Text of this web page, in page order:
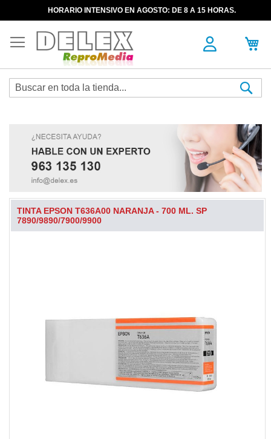
HORARIO INTENSIVO EN AGOSTO: DE 8 A 15 HORAS.
TINTA EPSON T636A00 NARANJA - 700 ML. SP
7890/9890/7900/9900